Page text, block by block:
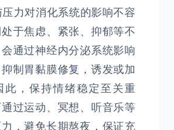
对消化系统的影响不容
于焦虑、紧张、抑郁等不
通过神经内分泌系统影响
制胃黏膜修复，诱发或加
此，保持情绪稳定至关重
过运动、冥想、听音乐等
，避免长期熬夜，保证充